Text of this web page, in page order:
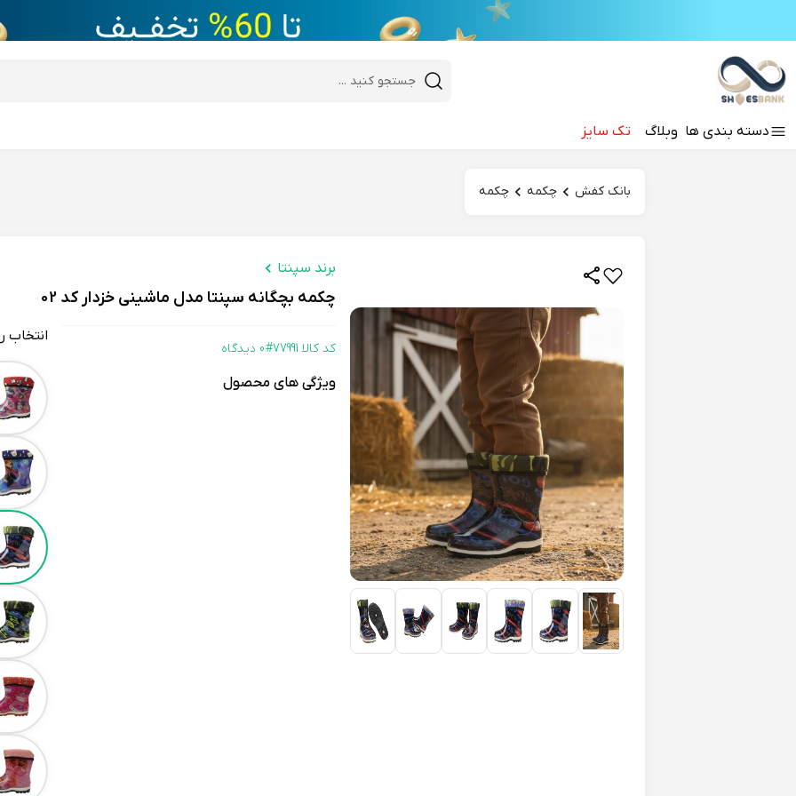
desktop header search
دسته‌ بندی‌ ها وبلاگ تک سایزHi there!
بانک کفش چکمه چکمه
برند سپنتا
چکمه بچگانه سپنتا مدل ماشینی خزدار کد 02
کد کالا 77991# 0 دیدگاه
ویژگی های محصول
انتخاب
Color